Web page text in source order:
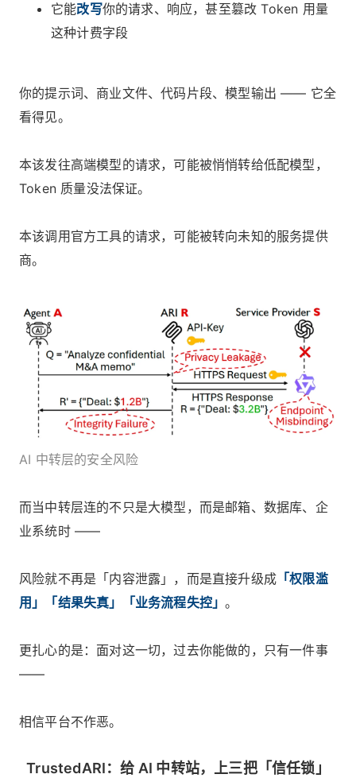
它能改写你的请求、响应，甚至篡改 Token 用量
这种计费字段
你的提示词、商业文件、代码片段、模型输出 —— 它全
看得见。
本该发往高端模型的请求，可能被悄悄转给低配模型，
Token 质量没法保证。
本该调用官方工具的请求，可能被转向未知的服务提供
商。
AI 中转层的安全风险
而当中转层连的不只是大模型，而是邮箱、数据库、企
业系统时 ——
风险就不再是「内容泄露」，而是直接升级成 「权限滥
用」「结果失真」「业务流程失控」。
更扎心的是：面对这一切，过去你能做的，只有一件事
——
相信平台不作恶。
TrustedARI：给 AI 中转站，上三把「信任锁」